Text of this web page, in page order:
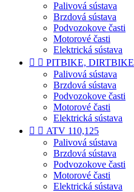
Palivová sústava
Brzdová sústava
Podvozokove časti
Motorové časti
Elektrická sústava
  PITBIKE, DIRTBIKE
Palivová sústava
Brzdová sústava
Podvozokove časti
Motorové časti
Elektrická sústava
  ATV 110,125
Palivová sústava
Brzdová sústava
Podvozokove časti
Motorové časti
Elektrická sústava